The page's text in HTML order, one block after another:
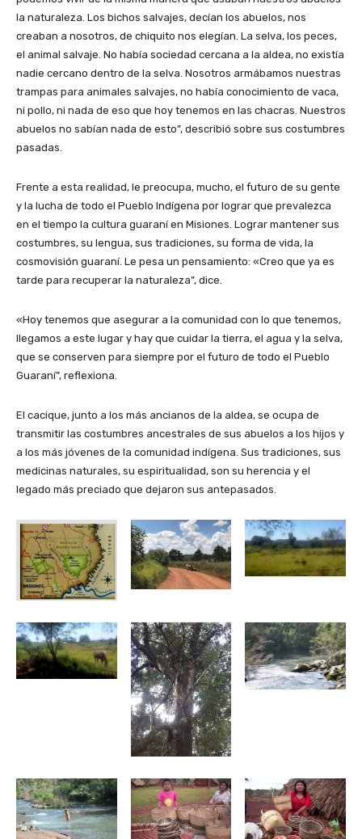
la naturaleza. Los bichos salvajes, decían los abuelos, nos
creaban a nosotros, de chiquito nos elegían. La selva, los peces,
el animal salvaje. No había sociedad cercana a la aldea, no existía
nadie cercano dentro de la selva. Nosotros armábamos nuestras
trampas para animales salvajes, no había conocimiento de vaca,
ni pollo, ni nada de eso que hoy tenemos en las chacras. Nuestros
abuelos no sabían nada de esto”, describió sobre sus costumbres
pasadas.
Frente a esta realidad, le preocupa, mucho, el futuro de su gente
y la lucha de todo el Pueblo Indígena por lograr que prevalezca
en el tiempo la cultura guaraní en Misiones. Lograr mantener sus
costumbres, su lengua, sus tradiciones, su forma de vida, la
cosmovisión guaraní. Le pesa un pensamiento: «Creo que ya es
tarde para recuperar la naturaleza”, dice.
«Hoy tenemos que asegurar a la comunidad con lo que tenemos,
llegamos a este lugar y hay que cuidar la tierra, el agua y la selva,
que se conserven para siempre por el futuro de todo el Pueblo
Guaraní”, reflexiona.
El cacique, junto a los más ancianos de la aldea, se ocupa de
transmitir las costumbres ancestrales de sus abuelos a los hijos y
a los más jóvenes de la comunidad indígena. Sus tradiciones, sus
medicinas naturales, su espiritualidad, son su herencia y el
legado más preciado que dejaron sus antepasados.